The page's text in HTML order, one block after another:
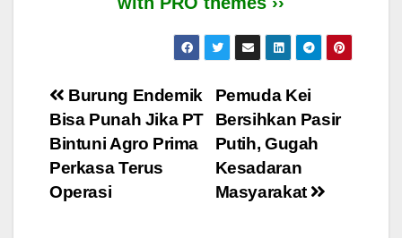
Post
navigation
Pemuda Kei
Bersihkan Pasir
Putih, Gugah
Kesadaran
Masyarakat
Burung Endemik
Bisa Punah Jika PT
Bintuni Agro Prima
Perkasa Terus
Operasi